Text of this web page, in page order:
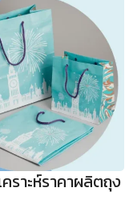
ราะห์ราคาผลิตถุง